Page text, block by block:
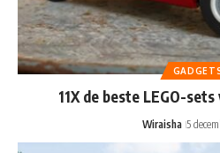
11X de beste LEGO-
Wiraisha 5